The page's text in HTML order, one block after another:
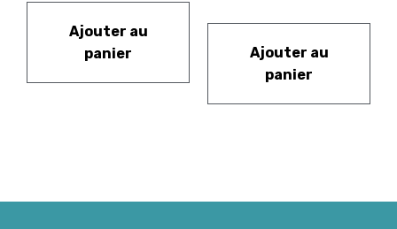
Ajouter au
panier
Ajouter au
panier